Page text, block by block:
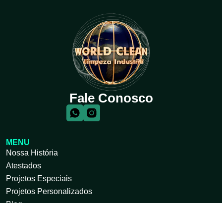
Fale Conosco
MENU
Nossa História
Atestados
Projetos Especiais
Projetos Personalizados